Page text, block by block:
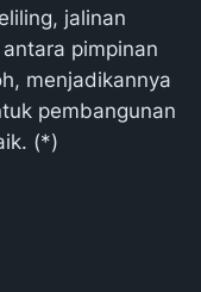
jalinan
pimpinan
menjadikannya
pembangunan
(*)